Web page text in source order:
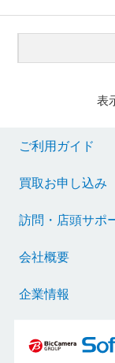
表
ご利用ガイド
買取お申し込み
訪問・店頭サポ
会社概要
企業情報